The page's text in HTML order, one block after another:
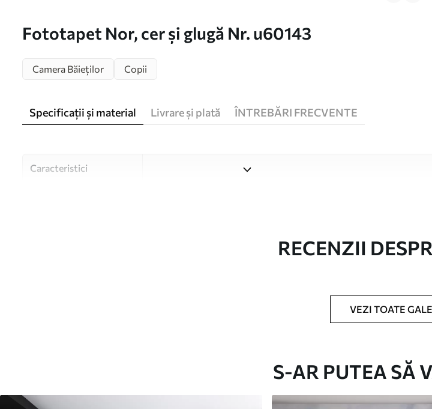
Fototapet Nor, cer și glugă Nr. u60143
Camera Băieților Copii
Specificații și material Livrare și plată ÎNTREBĂRI FRECVENTE
Caracteristici
Tipărit la comandă și livrat în role de până la 50 cm lățime.
Se poate curăța ușor cu un burete moale. Fototapetul cu strat de
RECENZII
VEZI TOATE
S-AR PUTEA SĂ